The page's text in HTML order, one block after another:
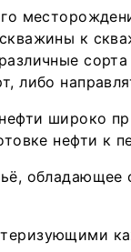
к
либо
широко
нефти к
обладающее